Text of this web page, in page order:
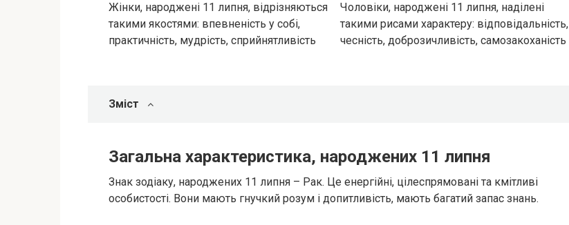
Жінки, народжені 11 липня, відрізняються
такими якостями: впевненість у собі,
практичність, мудрість, сприйнятливість
Чоловіки, народжені 11 липня, наділені
такими рисами характеру: відповідальність,
чесність, доброзичливість, самозакоханість
Зміст
Загальна характеристика, народжених 11 липня
Знак зодіаку, народжених 11 липня – Рак. Це енергійні, цілеспрямовані та кмітливі
особистості. Вони мають гнучкий розум і допитливість, мають багатий запас знань.